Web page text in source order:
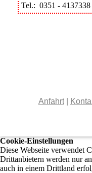
Tel.: 0351 - 4137338
Anfahrt|
Cookie-Einstellungen
Diese Webseite verwendet
Drittanbietern werden nur
auch in einem Drittland